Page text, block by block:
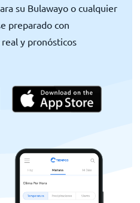
su Bulawayo o cualquier
preparado con
y pronósticos